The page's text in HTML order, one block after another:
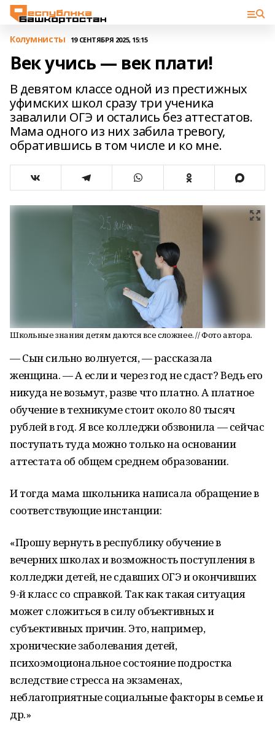
Колумнисты 19 СЕНТЯБРЯ 2025, 15:15
Век учись — век плати!
В девятом классе одной из престижных
уфимских школ сразу три ученика
завалили ОГЭ и остались без аттестатов.
Мама одного из них забила тревогу,
обратившись в том числе и ко мне.
Школьные знания детям даются все сложнее. // Фото автора.
— Сын сильно волнуется, — рассказала
женщина. — А если и через год не сдаст? Ведь его
никуда не возьмут, разве что платно. А платное
обучение в техникуме стоит около 80 тысяч
рублей в год. Я все колледжи обзвонила — сейчас
поступать туда можно только на основании
аттестата об общем среднем образовании.
И тогда мама школьника написала обращение в
соответствующие инстанции:
«Прошу вернуть в республику обучение в
вечерних школах и возможность поступления в
колледжи детей, не сдавших ОГЭ и окончивших
9-й класс со справкой. Так как такая ситуация
может сложиться в силу объективных и
субъективных причин. Это, например,
хронические заболевания детей,
психоэмоциональное состояние подростка
вследствие стресса на экзаменах,
неблагоприятные социальные факторы в семье и
др.»